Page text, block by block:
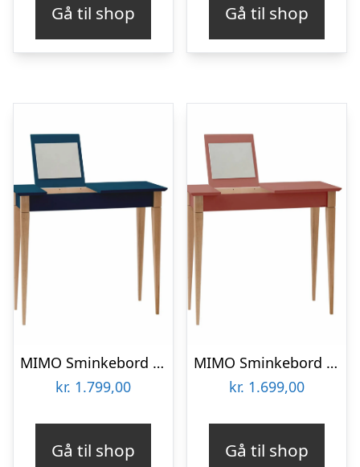
Gå til shop Gå til shop
MIMO Sminkebord med spejl – 85x35cm Petrolblå
kr. 1.799,00
Gå til shop
MIMO Sminkebord med spejl 85x35cm Antik pink
kr. 1.699,00
Gå til shop